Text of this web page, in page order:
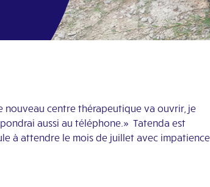
nouveau centre thérapeutique va ouvrir, je
aussi au téléphone.» Tatenda est
à attendre le mois de juillet avec impatience